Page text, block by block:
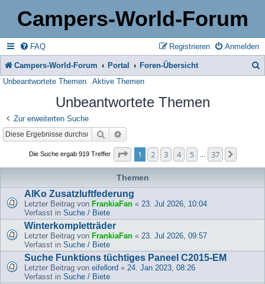
Campers-World-Forum
FAQ Anmelden
Registrieren
Campers-World-Forum Portal Foren-Übersicht
Unbeantwortete Themen Aktive Themen
Unbeantwortete Themen
Zur erweiterten Suche
Suche
Die Suche ergab 919 Treffer Seite von
1 2 3 4 5 37
Themen
AlKo Zusatzluftfederung
Letzter Beitrag von FrankiaFan « 23. Jul 2026, 10:04
Verfasst in Suche / Biete
Winterkompletträder
Letzter Beitrag von FrankiaFan « 23. Jul 2026, 09:57
Verfasst in Suche / Biete
Suche Funktions tüchtiges Paneel C2015-EM
Letzter Beitrag von eifellord « 24. Jan 2023, 08:26
Verfasst in Suche / Biete